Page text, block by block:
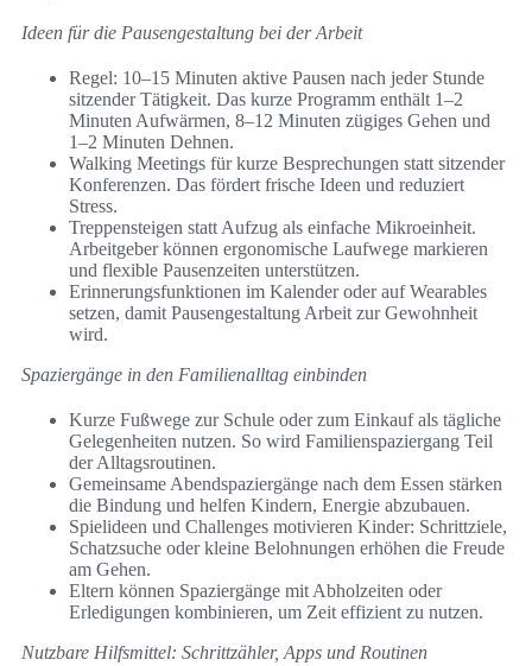
Ideen für die Pausengestaltung bei der Arbeit
Regel: 10–15 Minuten aktive Pausen nach jeder Stunde
sitzender Tätigkeit. Das kurze Programm enthält 1–2
Minuten Aufwärmen, 8–12 Minuten zügiges Gehen und
1–2 Minuten Dehnen.
Walking Meetings für kurze Besprechungen statt sitzender
Konferenzen. Das fördert frische Ideen und reduziert
Stress.
Treppensteigen statt Aufzug als einfache Mikroeinheit.
Arbeitgeber können ergonomische Laufwege markieren
und flexible Pausenzeiten unterstützen.
Erinnerungsfunktionen im Kalender oder auf Wearables
setzen, damit Pausengestaltung Arbeit zur Gewohnheit
wird.
Spaziergänge in den Familienalltag einbinden
Kurze Fußwege zur Schule oder zum Einkauf als tägliche
Gelegenheiten nutzen. So wird Familienspaziergang Teil
der Alltagsroutinen.
Gemeinsame Abendspaziergänge nach dem Essen stärken
die Bindung und helfen Kindern, Energie abzubauen.
Spielideen und Challenges motivieren Kinder: Schrittziele,
Schatzsuche oder kleine Belohnungen erhöhen die Freude
am Gehen.
Eltern können Spaziergänge mit Abholzeiten oder
Erledigungen kombinieren, um Zeit effizient zu nutzen.
Nutzbare Hilfsmittel: Schrittzähler, Apps und Routinen